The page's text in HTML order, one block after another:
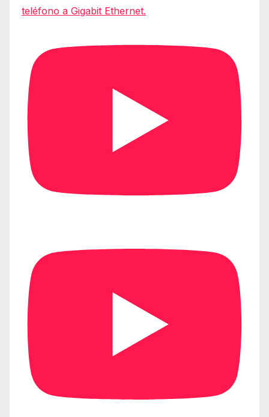
teléfono a Gigabit Ethernet.